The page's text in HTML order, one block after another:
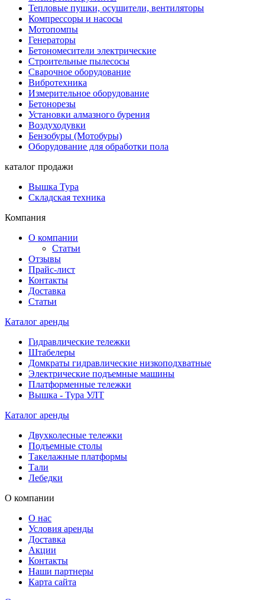
Тепловые пушки, осушители, вентиляторы
Компрессоры и насосы
Мотопомпы
Генераторы
Бетономесители электрические
Строительные пылесосы
Сварочное оборудование
Вибротехника
Измерительное оборудование
Бетонорезы
Установки алмазного бурения
Воздуходувки
Бензобуры (Мотобуры)
Оборудование для обработки пола
каталог продажи
Вышка Тура
Складская техника
Компания
О компании
Статьи
Отзывы
Прайс-лист
Контакты
Доставка
Статьи
Каталог аренды
Гидравлические тележки
Штабелеры
Домкраты гидравлические низкоподхватные
Электрические подъемные машины
Платформенные тележки
Вышка - Тура УЛТ
Каталог аренды
Двухколесные тележки
Подъемные столы
Такелажные платформы
Тали
Лебедки
О компании
О нас
Условия аренды
Доставка
Акции
Контакты
Наши партнеры
Карта сайта